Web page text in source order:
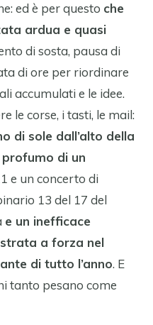
ed è per questo che
ardua e quasi
di sosta, pausa di
di ore per riordinare
accumulati e le idee.
le corse, i tasti, le mail:
di sole dall’alto della
di un
e un concerto di
13 del 17 del
e un inefficace
a forza nel
di tutto l’anno. E
tanto pesano come